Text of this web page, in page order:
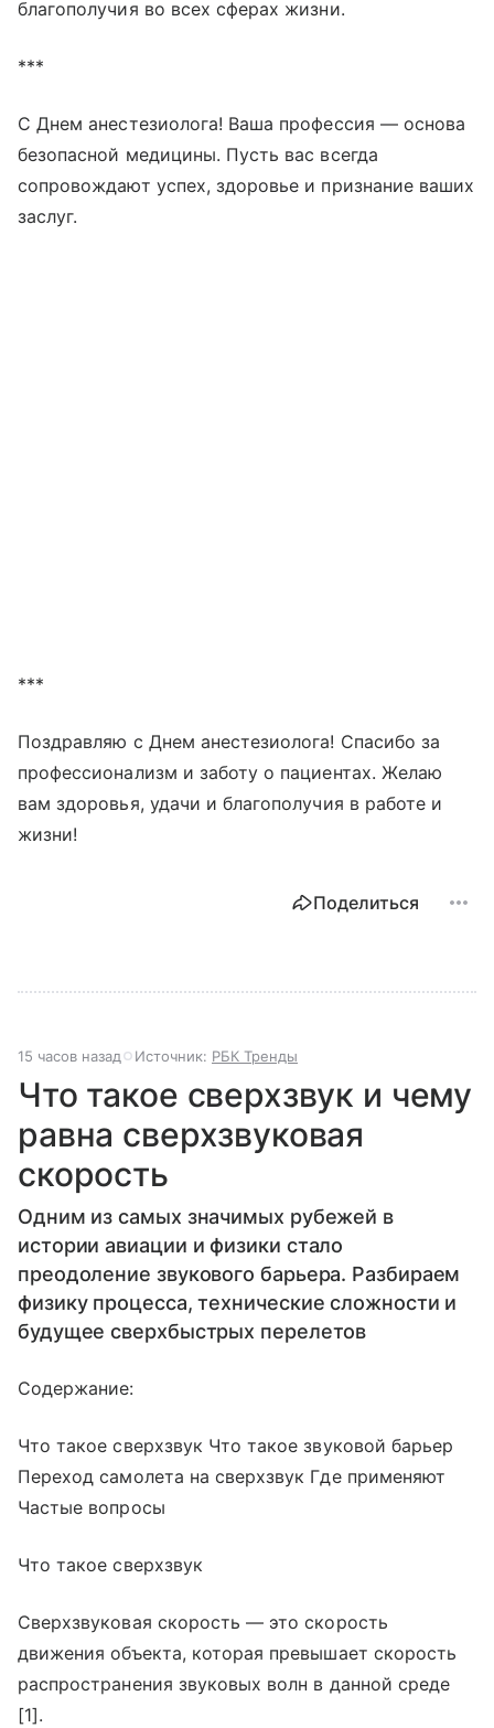
благополучия во всех сферах жизни.
***
С Днем анестезиолога! Ваша профессия — основа
безопасной медицины. Пусть вас всегда
сопровождают успех, здоровье и признание ваших
заслуг.
***
Поздравляю с Днем анестезиолога! Спасибо за
профессионализм и заботу о пациентах. Желаю
вам здоровья, удачи и благополучия в работе и
жизни!
Поделиться
15 часов назад Источник: РБК Тренды
Что такое сверхзвук и чему
равна сверхзвуковая
скорость
Одним из самых значимых рубежей в
истории авиации и физики стало
преодоление звукового барьера. Разбираем
физику процесса, технические сложности и
будущее сверхбыстрых перелетов
Содержание:
Что такое сверхзвук Что такое звуковой барьер
Переход самолета на сверхзвук Где применяют
Частые вопросы
Что такое сверхзвук
Сверхзвуковая скорость — это скорость
движения объекта, которая превышает скорость
распространения звуковых волн в данной среде
[1].